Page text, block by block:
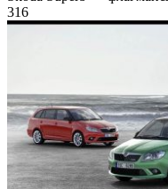
316